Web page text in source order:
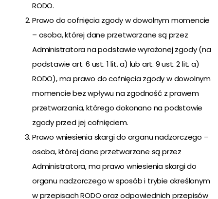
RODO.
Prawo do cofnięcia zgody w dowolnym momencie
– osoba, której dane przetwarzane są przez
Administratora na podstawie wyrażonej zgody (na
podstawie art. 6 ust. 1 lit. a) lub art. 9 ust. 2 lit. a)
RODO), ma prawo do cofnięcia zgody w dowolnym
momencie bez wpływu na zgodność z prawem
przetwarzania, którego dokonano na podstawie
zgody przed jej cofnięciem.
Prawo wniesienia skargi do organu nadzorczego –
osoba, której dane przetwarzane są przez
Administratora, ma prawo wniesienia skargi do
organu nadzorczego w sposób i trybie określonym
w przepisach RODO oraz odpowiednich przepisów